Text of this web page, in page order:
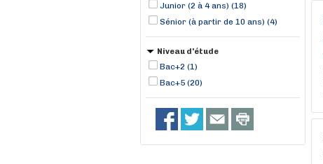
Junior (2 à 4 ans) (18)
Sénior (à partir de 10 ans) (4)
Niveau d'étude
Bac+2 (1)
Bac+5 (20)